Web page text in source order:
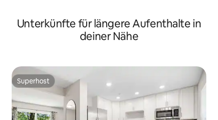
Unterkünfte für längere Aufenthalte in
deiner Nähe
Superhost
Superhost